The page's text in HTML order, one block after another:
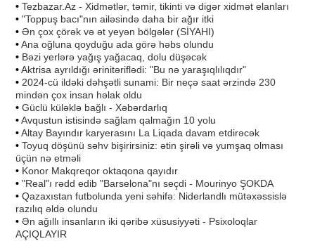
• Tezbazar.Az - Xidmətlər, təmir, tikinti və digər xidmət elanları
• "Toppuş bacı"nın ailəsində daha bir ağır itki
• Ən çox çörək və ət yeyən bölgələr (SİYAHI)
•Ana oğluna qoyduğu ada görə həbs olundu
• Bəzi yerlərə yağış yağacaq, dolu düşəcək
•Aktrisa ayrıldığı ərinitəriflədi: "Bu nə yaraşıqlılıqdır"
• 2024-cü ildəki dəhşətli sunami: Bir neçə saat ərzində 230
mindən çox insan həlak oldu
• Güclü küləklə bağlı - Xəbərdarlıq
•Avqustun istisində sağlam qalmağın 10 yolu
•Altay Bayındır karyerasını La Liqada davam etdirəcək
• Toyuq döşünü səhv bişirirsiniz: ətin şirəli və yumşaq olması
üçün nə etməli
• Konor Makqreqor oktaqona qayıdır
• "Real"ı rədd edib "Barselona"nı seçdi - Mourinyo ŞOKDA
• Qazaxıstan futbolunda yeni səhifə: Niderlandlı mütəxəssislə
razılıq əldə olundu
• Ən ağıllı insanların iki qəribə xüsusiyyəti - Psixoloqlar
AÇIQLAYIR